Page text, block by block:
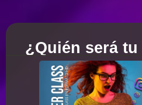
¿Quién será